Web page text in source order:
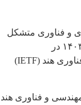
و فناوری متشکل
از شرکت‌های دانش‌بنیان از ۳۰ بهمن تا ۴ اسفند ۱۴۰۳ در
بیست‌وششمین نمایشگاه بین‌المللی مهندسی و فناوری هند (IETF)
و فناوری هند